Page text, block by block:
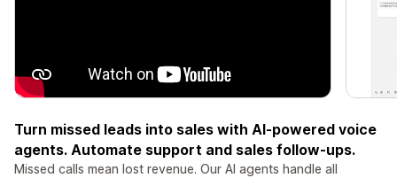
Turn missed leads into sales with AI-powered voice
agents. Automate support and sales follow-ups.
Missed calls mean lost revenue. Our AI agents handle all